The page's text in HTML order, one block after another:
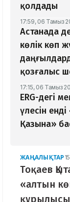
қолдады
17:59, 06 Тамыз
Астанада
көлік көп
қозғалыс
17:15, 06 Тамыз
ERG-дегі
үлесін
Қазына»
ЖАҢАЛЫҚТАР
Тоқаев
«алтын